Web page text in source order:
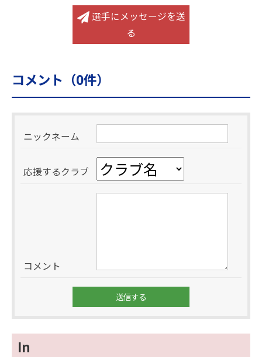
選手にメッセージを送
る
コメント（0件）
ニックネーム
応援するクラブ
コメント
In